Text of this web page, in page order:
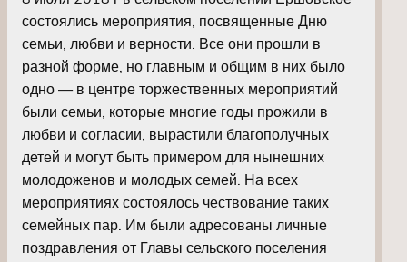
состоялись мероприятия, посвященные Дню
семьи, любви и верности. Все они прошли в
разной форме, но главным и общим в них было
одно — в центре торжественных мероприятий
были семьи, которые многие годы прожили в
любви и согласии, вырастили благополучных
детей и могут быть примером для нынешних
молодоженов и молодых семей. На всех
мероприятиях состоялось чествование таких
семейных пар. Им были адресованы личные
поздравления от Главы сельского поселения